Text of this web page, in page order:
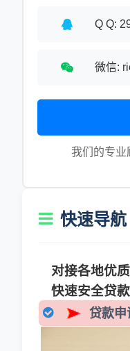
Q Q:
微信:
我们的专业
快速导航
对接各地优
快速安全贷款
贷款